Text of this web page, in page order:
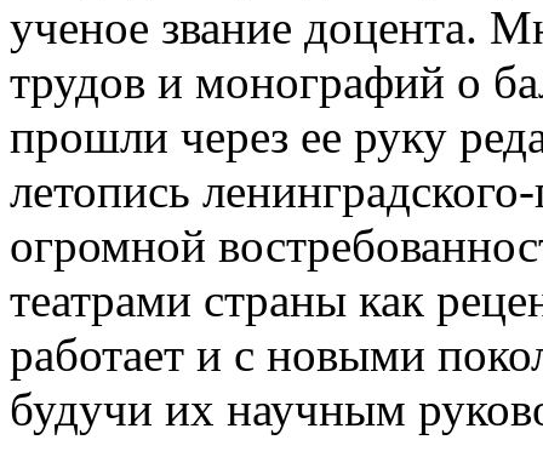
ученое звание доцента.
трудов и монографий о
прошли через ее руку
летопись
огромной
театрами страны как
работает и с новыми
будучи их научным